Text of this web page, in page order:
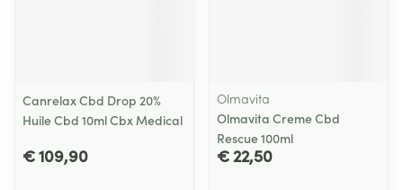
Canrelax Cbd Drop 20%
Huile Cbd 10ml Cbx Medical
€ 109,90
Olmavita
Olmavita Creme Cbd
Rescue 100ml
€ 22,50